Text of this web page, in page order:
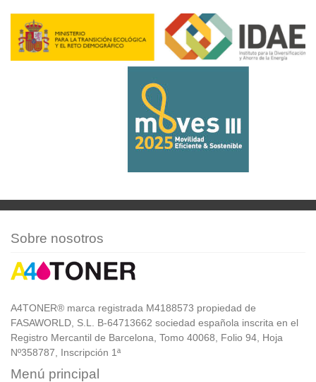
Sobre nosotros
A4TONER® marca registrada M4188573 propiedad de
FASAWORLD, S.L. B-64713662 sociedad española inscrita en el
Registro Mercantil de Barcelona, Tomo 40068, Folio 94, Hoja
Nº358787, Inscripción 1ª
Menú principal